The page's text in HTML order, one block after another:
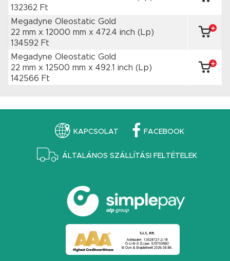
132362 Ft
Megadyne Oleostatic Gold
22 mm x 12000 mm x 472.4 inch (Lp)
134592 Ft
Megadyne Oleostatic Gold
22 mm x 12500 mm x 492.1 inch (Lp)
142566 Ft
KAPCSOLAT FACEBOOK
ÁLTALÁNOS SZÁLLÍTÁSI FELTÉTELEK